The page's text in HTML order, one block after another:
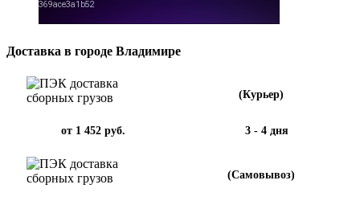
Доставка в городе Владимире
(Курьер)
от 1 452 руб. 3 - 4 дня
(Самовывоз)